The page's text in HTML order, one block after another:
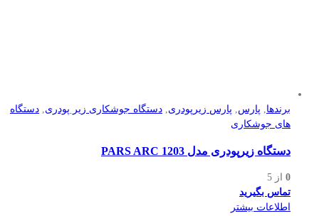
برندها, پارس, پارس زیرپودری, دستگاه جوشکاری زیر پودری, دستگاه
های جوشکاری
دستگاه زیرپودری مدل PARS ARC 1203
0 از 5
تماس بگیرید
اطلاعات بیشتر